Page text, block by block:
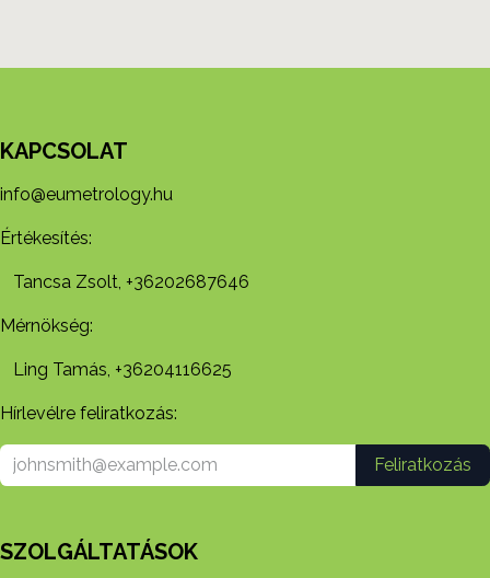
KAPCSOLAT
info@eumetrology.hu
Értékesítés:
Tancsa Zsolt, +36202687646
Mérnökség:
Ling Tamás, +36204116625
Hírlevélre feliratkozás:
Feliratkozás
SZOLGÁLTATÁSOK